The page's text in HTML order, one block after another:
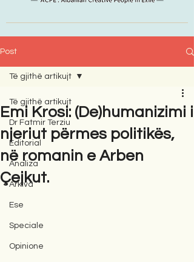
Post
Të gjithë artikujt
Dr Fatmir Terziu
Editorial
Analiza
Arkiva
Ese
Speciale
Opinione
Të gjithë artikujt
Emi Krosi: (De)humanizimi i
njeriut përmes politikës,
në romanin e Arben
Çejkut.